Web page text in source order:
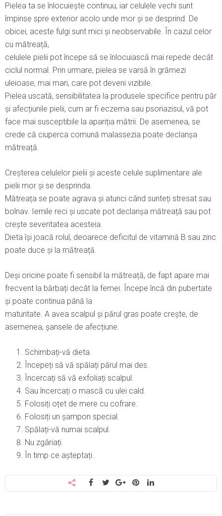
Pielea ta se înlocuiește continuu, iar celulele vechi sunt
împinse spre exterior acolo unde mor și se desprind. De
obicei, aceste fulgi sunt mici și neobservabile. În cazul celor
cu mătreață,
celulele pielii pot începe să se înlocuiască mai repede decât
ciclul normal. Prin urmare, pielea se varsă în grămezi
uleioase, mai mari, care pot deveni vizibile.
Pielea uscată, sensibilitatea la produsele specifice pentru păr
și afecțiunile pielii, cum ar fi eczema sau psoriazisul, vă pot
face mai susceptibile la apariția mătrii. De asemenea, se
crede că ciuperca comună malassezia poate declanșa
mătreață.
Creșterea celulelor pielii și aceste celule suplimentare ale
pielii mor și se desprinda.
Mătreața se poate agrava și atunci când sunteți stresat sau
bolnav. Iernile reci și uscate pot declanșa mătreață sau pot
crește severitatea acesteia.
Dieta își joacă rolul, deoarece deficitul de vitamină B sau zinc
poate duce și la mătreață.
Deși oricine poate fi sensibil la mătreață, de fapt apare mai
frecvent la bărbați decât la femei. Începe încă din pubertate
și poate continua până la
maturitate. A avea scalpul și părul gras poate crește, de
asemenea, șansele de afecțiune.
Schimbați-vă dieta.
Începeți să vă spălați părul mai des.
Încercați să vă exfoliați scalpul.
Sau încercați o mască cu ulei cald.
Folosiți oțet de mere cu cofrare.
Folosiți un șampon special.
Spălați-vă numai scalpul.
Nu zgâriați.
În timp ce așteptați.